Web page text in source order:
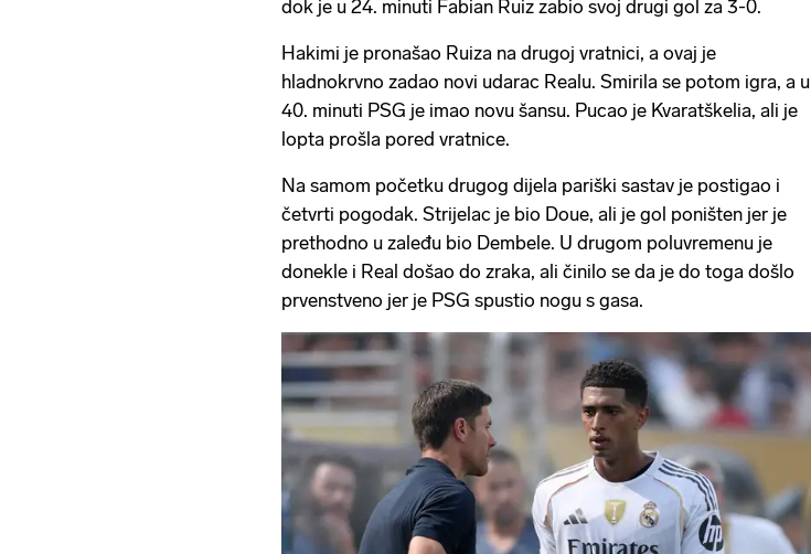
dok je u 24. minuti Fabian Ruiz zabio svoj drugi gol za 3-0.
Hakimi je pronašao Ruiza na drugoj vratnici, a ovaj je
hladnokrvno zadao novi udarac Realu. Smirila se potom igra, a u
40. minuti PSG je imao novu šansu. Pucao je Kvaratškelia, ali je
lopta prošla pored vratnice.
Na samom početku drugog dijela pariški sastav je postigao i
četvrti pogodak. Strijelac je bio Doue, ali je gol poništen jer je
prethodno u zaleđu bio Dembele. U drugom poluvremenu je
donekle i Real došao do zraka, ali činilo se da je do toga došlo
prvenstveno jer je PSG spustio nogu s gasa.